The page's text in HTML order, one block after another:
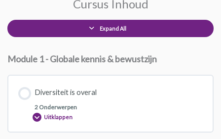
Cursus Inhoud
Expand All
Module 1 - Globale kennis & bewustzijn
Diversiteit is overal
2 Onderwerpen
Uitklappen